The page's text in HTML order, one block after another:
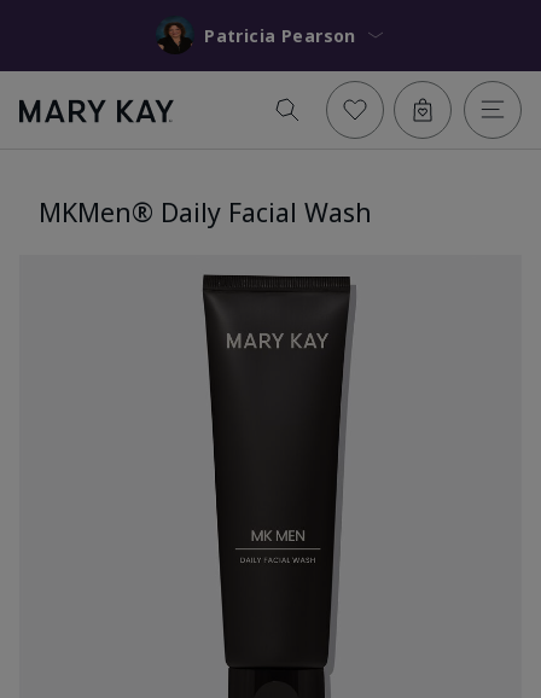
Patricia Pearson
MKMen® Daily Facial Wash